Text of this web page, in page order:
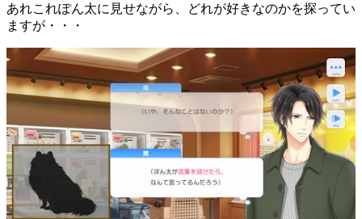
あれこれぽん太に見せながら、どれが好きなのかを探ってい
ますが・・・